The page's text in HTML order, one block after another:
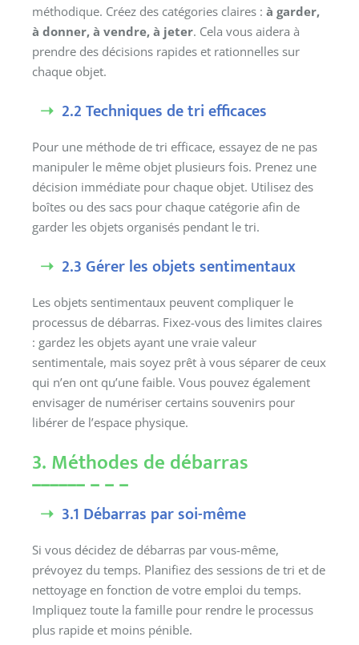
méthodique. Créez des catégories claires : à garder,
à donner, à vendre, à jeter. Cela vous aidera à
prendre des décisions rapides et rationnelles sur
chaque objet.
2.2 Techniques de tri efficaces
Pour une méthode de tri efficace, essayez de ne pas
manipuler le même objet plusieurs fois. Prenez une
décision immédiate pour chaque objet. Utilisez des
boîtes ou des sacs pour chaque catégorie afin de
garder les objets organisés pendant le tri.
2.3 Gérer les objets sentimentaux
Les objets sentimentaux peuvent compliquer le
processus de débarras. Fixez-vous des limites claires
: gardez les objets ayant une vraie valeur
sentimentale, mais soyez prêt à vous séparer de ceux
qui n’en ont qu’une faible. Vous pouvez également
envisager de numériser certains souvenirs pour
libérer de l’espace physique.
3. Méthodes de débarras
3.1 Débarras par soi-même
Si vous décidez de débarras par vous-même,
prévoyez du temps. Planifiez des sessions de tri et de
nettoyage en fonction de votre emploi du temps.
Impliquez toute la famille pour rendre le processus
plus rapide et moins pénible.